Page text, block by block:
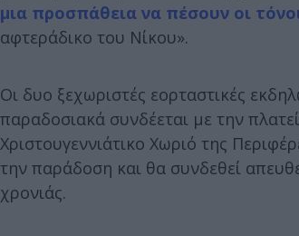
μια προσπάθεια να πέσουν οι
αφτεράδικο του Νίκου».
Οι δυο ξεχωριστές εορταστικές
παραδοσιακά συνδέεται με την
Χριστουγεννιάτικο Χωριό της
την παράδοση και θα συνδεθεί
χρονιάς.